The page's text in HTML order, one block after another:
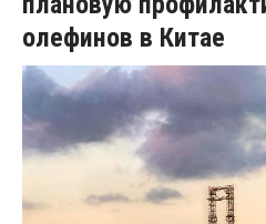
олефинов в Китае